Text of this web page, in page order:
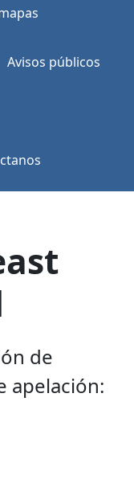
Avisos públicos
de
apelación: